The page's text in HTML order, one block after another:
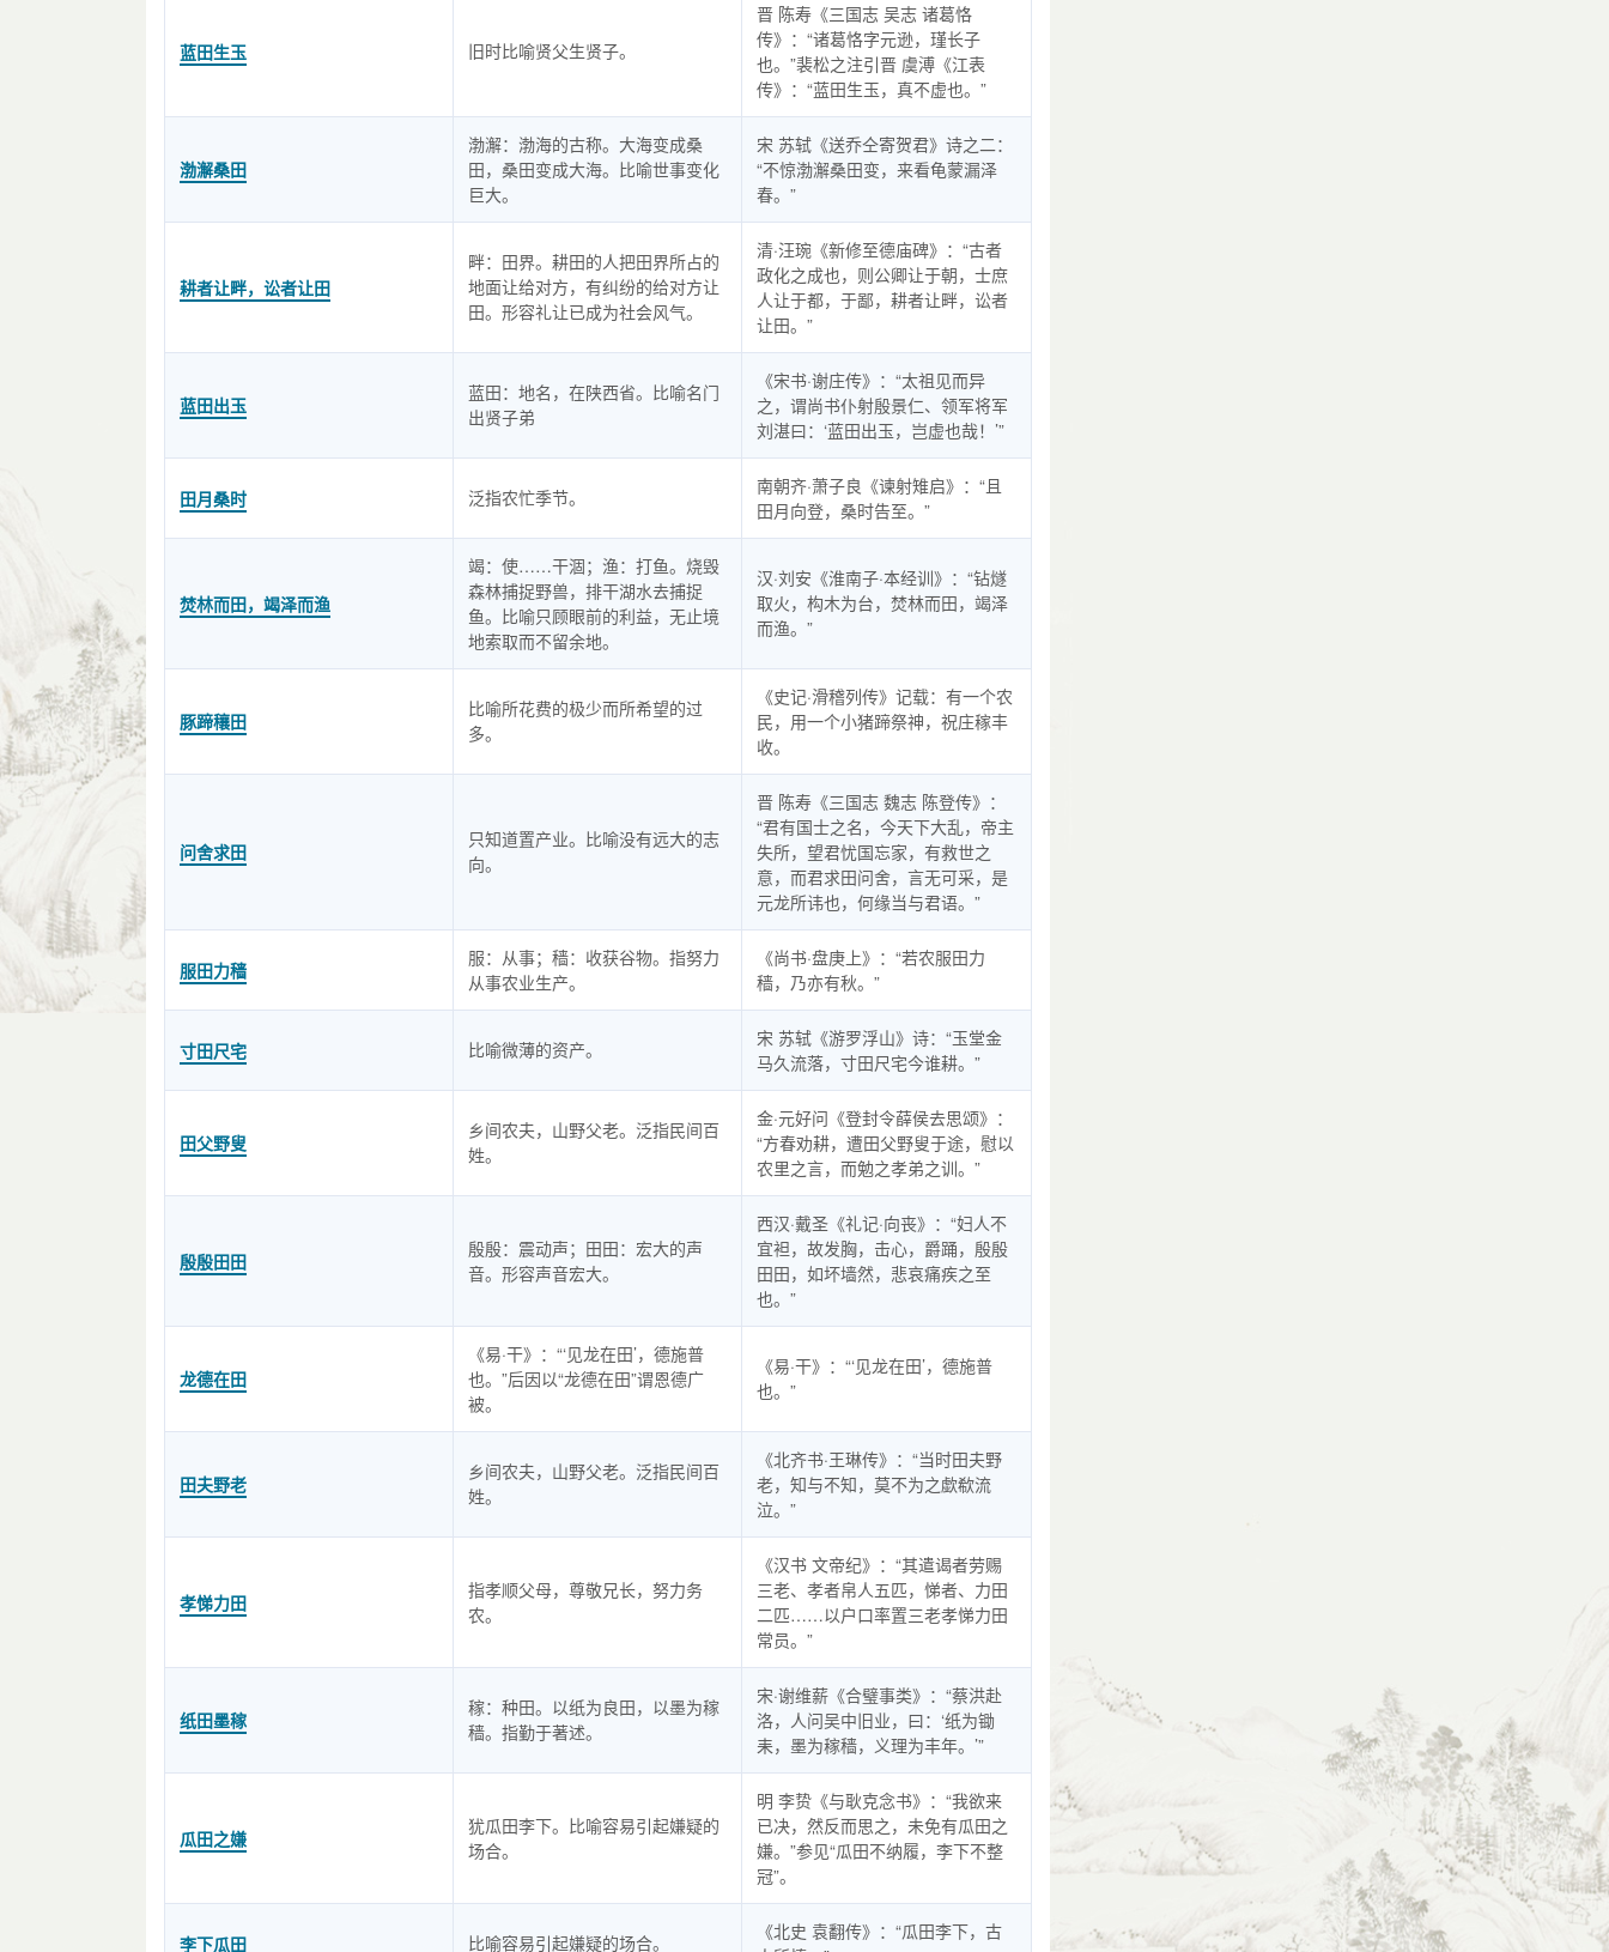
蓝田生玉 旧时比喻贤父生贤子。
晋 陈寿《三国志 吴志 诸葛恪
传》：“诸葛恪字元逊，瑾长子
也。”裴松之注引晋 虞溥《江表
传》：“蓝田生玉，真不虚也。”
渤澥桑田
渤澥：渤海的古称。大海变成桑
田，桑田变成大海。比喻世事变化
巨大。
宋 苏轼《送乔仝寄贺君》诗之二：
“不惊渤澥桑田变，来看龟蒙漏泽
春。”
耕者让畔，讼者让田
畔：田界。耕田的人把田界所占的
地面让给对方，有纠纷的给对方让
田。形容礼让已成为社会风气。
清·汪琬《新修至德庙碑》：“古者
政化之成也，则公卿让于朝，士庶
人让于都，于鄙，耕者让畔，讼者
让田。”
蓝田出玉
蓝田：地名，在陕西省。比喻名门
出贤子弟
《宋书·谢庄传》：“太祖见而异
之，谓尚书仆射殷景仁、领军将军
刘湛曰：‘蓝田出玉，岂虚也哉！’”
田月桑时 泛指农忙季节。
南朝齐·萧子良《谏射雉启》：“且
田月向登，桑时告至。”
焚林而田，竭泽而渔
竭：使……干涸；渔：打鱼。烧毁
森林捕捉野兽，排干湖水去捕捉
鱼。比喻只顾眼前的利益，无止境
地索取而不留余地。
汉·刘安《淮南子·本经训》：“钻燧
取火，构木为台，焚林而田，竭泽
而渔。”
豚蹄穰田
比喻所花费的极少而所希望的过
多。
《史记·滑稽列传》记载：有一个农
民，用一个小猪蹄祭神，祝庄稼丰
收。
问舍求田
只知道置产业。比喻没有远大的志
向。
晋 陈寿《三国志 魏志 陈登传》：
“君有国士之名，今天下大乱，帝主
失所，望君忧国忘家，有救世之
意，而君求田问舍，言无可采，是
元龙所讳也，何缘当与君语。”
服田力穑
服：从事；穑：收获谷物。指努力
从事农业生产。
《尚书·盘庚上》：“若农服田力
穑，乃亦有秋。”
寸田尺宅 比喻微薄的资产。
宋 苏轼《游罗浮山》诗：“玉堂金
马久流落，寸田尺宅今谁耕。”
田父野叟
乡间农夫，山野父老。泛指民间百
姓。
金·元好问《登封令薛侯去思颂》：
“方春劝耕，遭田父野叟于途，慰以
农里之言，而勉之孝弟之训。”
殷殷田田
殷殷：震动声；田田：宏大的声
音。形容声音宏大。
西汉·戴圣《礼记·向丧》：“妇人不
宜袒，故发胸，击心，爵踊，殷殷
田田，如坏墙然，悲哀痛疾之至
也。”
龙德在田
《易·干》：“‘见龙在田’，德施普
也。”后因以“龙德在田”谓恩德广
被。
《易·干》：“‘见龙在田’，德施普
也。”
田夫野老
乡间农夫，山野父老。泛指民间百
姓。
《北齐书·王琳传》：“当时田夫野
老，知与不知，莫不为之歔欷流
泣。”
孝悌力田
指孝顺父母，尊敬兄长，努力务
农。
《汉书 文帝纪》：“其遣谒者劳赐
三老、孝者帛人五匹，悌者、力田
二匹……以户口率置三老孝悌力田
常员。”
纸田墨稼
稼：种田。以纸为良田，以墨为稼
穑。指勤于著述。
宋·谢维薪《合璧事类》：“蔡洪赴
洛，人问吴中旧业，曰：‘纸为锄
耒，墨为稼穑，义理为丰年。’”
瓜田之嫌
犹瓜田李下。比喻容易引起嫌疑的
场合。
明 李贽《与耿克念书》：“我欲来
已决，然反而思之，未免有瓜田之
嫌。”参见“瓜田不纳履，李下不整
冠”。
李下瓜田 比喻容易引起嫌疑的场合。
《北史 袁翻传》：“瓜田李下，古